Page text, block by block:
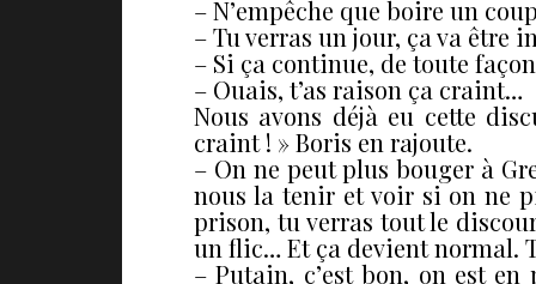
– N’empêche que boire un
– Tu verras un jour, ça va être
– Si ça continue, de toute
– Ouais, t’as raison ça craint…
Nous avons déjà eu cette
craint ! » Boris en rajoute.
– On ne peut plus bouger à
nous la tenir et voir si on ne
prison, tu verras tout le
un flic… Et ça devient normal.
– Putain, c’est bon, on est